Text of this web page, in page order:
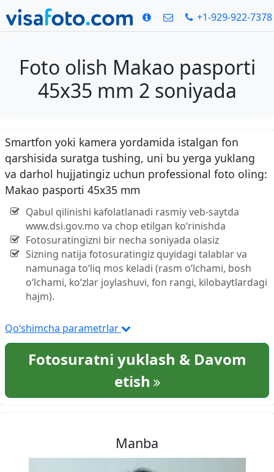
+1-929-922-7378
Foto olish Makao pasporti
45x35 mm 2 soniyada
Smartfon yoki kamera yordamida istalgan fon
qarshisida suratga tushing, uni bu yerga yuklang
va darhol hujjatingiz uchun professional foto oling:
Makao pasporti 45x35 mm
Qabul qilinishi kafolatlanadi rasmiy veb-saytda
www.dsi.gov.mo va chop etilgan ko‘rinishda
Fotosuratingizni bir necha soniyada olasiz
Sizning natija fotosuratingiz quyidagi talablar va
namunaga to‘liq mos keladi (rasm o‘lchami, bosh
o‘lchami, ko‘zlar joylashuvi, fon rangi, kilobaytlardagi
hajm).
Qo‘shimcha parametrlar
Fotosuratni yuklash & Davom
etish
Manba